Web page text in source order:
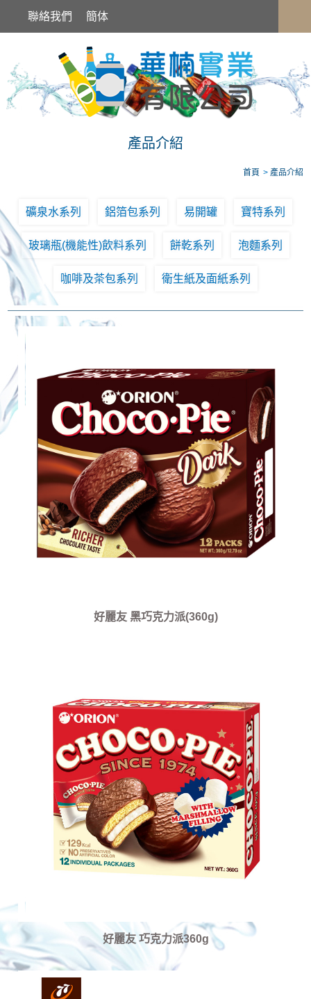
聯絡我們 簡体
產品介紹
首頁 產品介紹
礦泉水系列 鋁箔包系列 易開罐 寶特系列
玻璃瓶(機能性)飲料系列 餅乾系列 泡麵系列
咖啡及茶包系列 衛生紙及面紙系列
好麗友 黑巧克力派(360g)
好麗友 巧克力派360g